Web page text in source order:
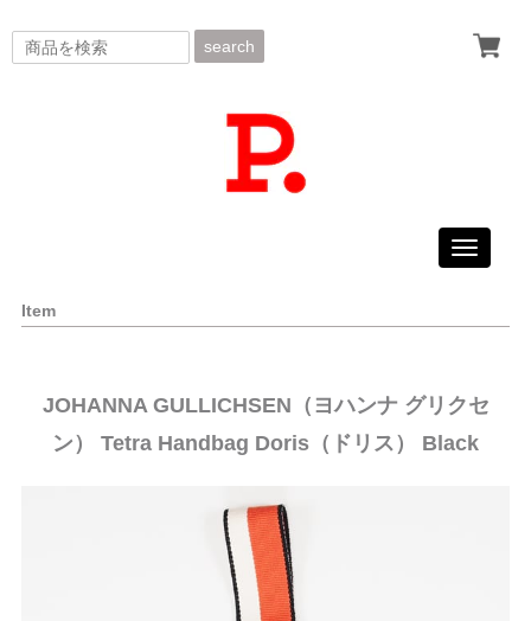
search
Toggle
Item
JOHANNA GULLICHSEN（ヨハンナ グリクセ
ン） Tetra Handbag Doris（ドリス） Black